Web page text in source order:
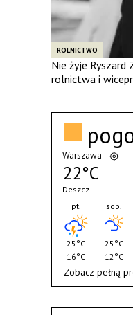
ROLNICTWO
Nie żyje Ryszard
rolnictwa i
Warszawa
22°C
Deszcz
pt.
25°C
16°C
sob.
25°C
12°C
Zobacz pełną